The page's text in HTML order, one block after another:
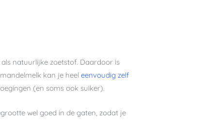
natuurlijke zoetstof. Daardoor is
kan je heeleenvoudig zelf
(en soms ook suiker).
wel goed in de gaten, zodat je